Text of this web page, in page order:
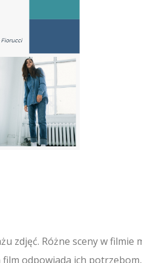
zdjęć. Różne sceny w filmie
odpowiada ich